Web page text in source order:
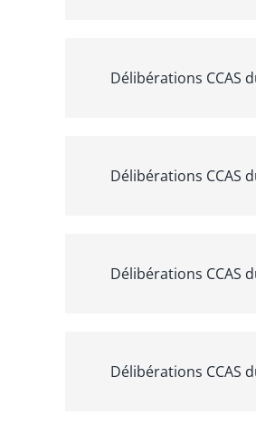
Délibérations CCAS
Délibérations CCAS
Délibérations CCAS
Délibérations CCAS